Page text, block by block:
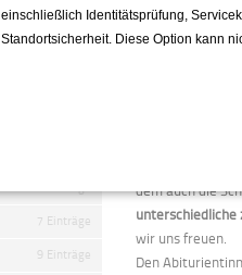
Für die
unser
Unserem 12.
dem auch die
wir uns freuen.
Den
7 Einträge
9 Einträge
einschließlich Identitätsprüfung,
Standortsicherheit. Diese Option kann